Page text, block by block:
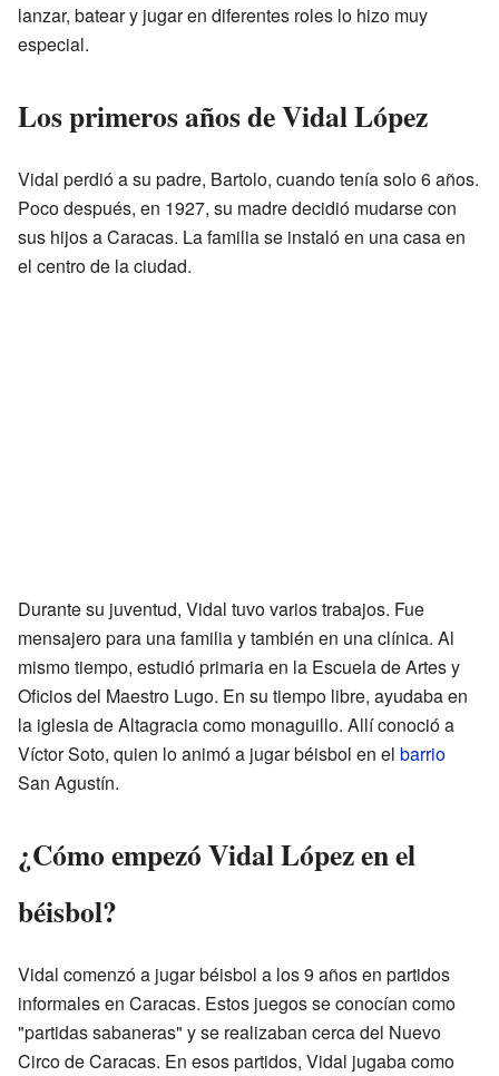
lanzar, batear y jugar en diferentes roles lo hizo muy
especial.
Los primeros años de Vidal López
Vidal perdió a su padre, Bartolo, cuando tenía solo 6 años.
Poco después, en 1927, su madre decidió mudarse con
sus hijos a Caracas. La familia se instaló en una casa en
el centro de la ciudad.
Durante su juventud, Vidal tuvo varios trabajos. Fue
mensajero para una familia y también en una clínica. Al
mismo tiempo, estudió primaria en la Escuela de Artes y
Oficios del Maestro Lugo. En su tiempo libre, ayudaba en
la iglesia de Altagracia como monaguillo. Allí conoció a
Víctor Soto, quien lo animó a jugar béisbol en el barrio
San Agustín.
¿Cómo empezó Vidal López en el
béisbol?
Vidal comenzó a jugar béisbol a los 9 años en partidos
informales en Caracas. Estos juegos se conocían como
"partidas sabaneras" y se realizaban cerca del Nuevo
Circo de Caracas. En esos partidos, Vidal jugaba como